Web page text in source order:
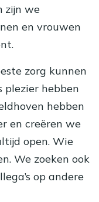
zijn we
en vrouwen
zorg kunnen
plezier hebben
hebben
en creëren we
open. Wie
We zoeken ook
op andere